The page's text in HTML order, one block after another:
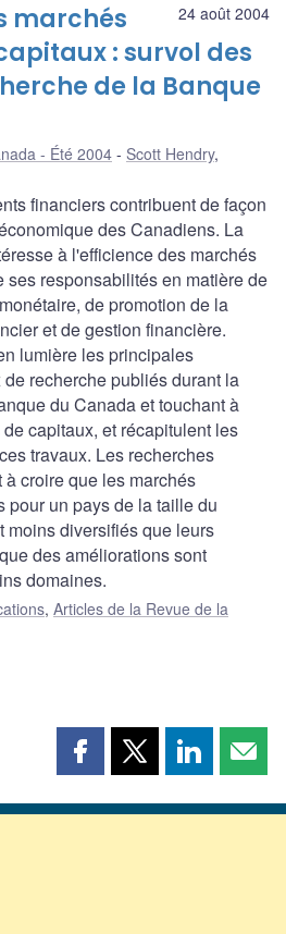
24 août 2004
marchés
: survol des
de la Banque
- Été 2004 Scott Hendry,
financiers contribuent de façon
des Canadiens. La
à l'efficience des marchés
ses responsabilités en matière de
de promotion de la
et de gestion financière.
lumière les principales
recherche publiés durant la
du Canada et touchant à
capitaux, et récapitulent les
travaux. Les recherches
croire que les marchés
pour un pays de la taille du
moins diversifiés que leurs
des améliorations sont
domaines.
, Articles de la Revue de la
Partager
page
Partager
page
Partager
page page